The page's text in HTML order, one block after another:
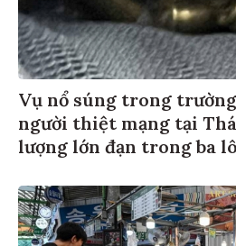
Vụ nổ súng trong
người thiệt mạng tại
lượng lớn đạn trong ba